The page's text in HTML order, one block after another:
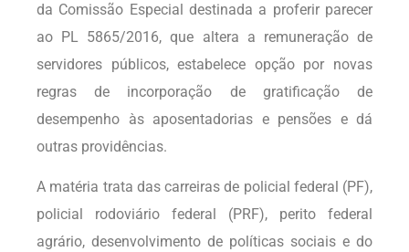
da Comissão Especial destinada a proferir parecer
ao PL 5865/2016, que altera a remuneração de
servidores públicos, estabelece opção por novas
regras de incorporação de gratificação de
desempenho às aposentadorias e pensões e dá
outras providências.
A matéria trata das carreiras de policial federal (PF),
policial rodoviário federal (PRF), perito federal
agrário, desenvolvimento de políticas sociais e do